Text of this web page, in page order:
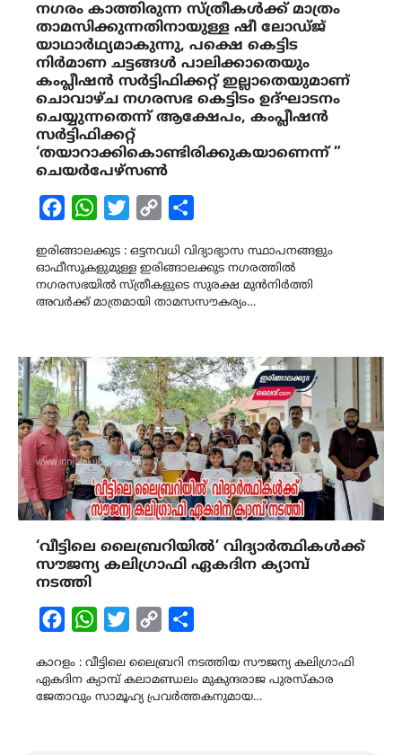
നഗരം കാത്തിരുന്ന സ്ത്രീകൾക്ക് മാത്രം
താമസിക്കുന്നതിനായുള്ള ഷീ ലോഡ്‌ജ്
യാഥാർഥ്യമാകുന്നു, പക്ഷെ കെട്ടിട
നിർമാണ ചട്ടങ്ങൾ പാലിക്കാതെയും
കംപ്ലീഷൻ സർട്ടിഫിക്കറ്റ് ഇല്ലാതെയുമാണ്
ചൊവാഴ്ച നഗരസഭ കെട്ടിടം ഉദ്‌ഘാടനം
ചെയ്യുന്നതെന്ന് ആക്ഷേപം, കംപ്ലീഷൻ
സർട്ടിഫിക്കറ്റ്
‘തയാറാക്കികൊണ്ടിരിക്കുകയാണെന്ന് ”
ചെയർപേഴ്സൺ
FacebookWhatsAppTwitterCopy
ഇരിങ്ങാലക്കുട : ഒട്ടനവധി വിദ്യാഭ്യാസ സ്ഥാപനങ്ങളും
ഓഫീസുകളുമുള്ള ഇരിങ്ങാലക്കുട നഗരത്തിൽ
നഗരസഭയിൽ സ്ത്രീകളുടെ സുരക്ഷ മുൻനിർത്തി
അവർക്ക് മാത്രമായി താമസസൗകര്യം…
‘വീട്ടിലെ ലൈബ്രറിയിൽ’ വിദ്യാർത്ഥികൾക്ക്
സൗജന്യ കലിഗ്രാഫി ഏകദിന ക്യാമ്പ്
നടത്തി
FacebookWhatsAppTwitterCopy
കാറളം : വീട്ടിലെ ലൈബ്രറി നടത്തിയ സൗജന്യ കലിഗ്രാഫി
ഏകദിന ക്യാമ്പ് കലാമണ്ഡലം മുകുന്ദരാജ പുരസ്കാര
ജേതാവും സാമൂഹ്യ പ്രവർത്തകനുമായ…